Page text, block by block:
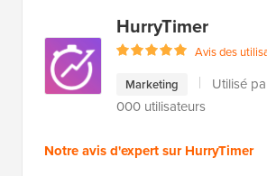
HurryTimer
Avis des
Marketing
Utilisé
000 utilisateurs
Notre avis d'expert sur HurryTimer